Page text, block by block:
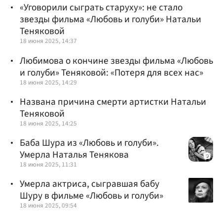
«Уговорили сыграть старуху»: не стало
звезды фильма «Любовь и голуби» Натальи
Теняковой
18 июня 2025, 14:37
Любимова о кончине звезды фильма «Любовь
и голуби» Теняковой: «Потеря для всех нас»
18 июня 2025, 14:29
Названа причина смерти артистки Натальи
Теняковой
18 июня 2025, 14:25
Баба Шура из «Любовь и голуби».
Умерла Наталья Тенякова
18 июня 2025, 11:31
Умерла актриса, сыгравшая бабу
Шуру в фильме «Любовь и голуби»
18 июня 2025, 09:54